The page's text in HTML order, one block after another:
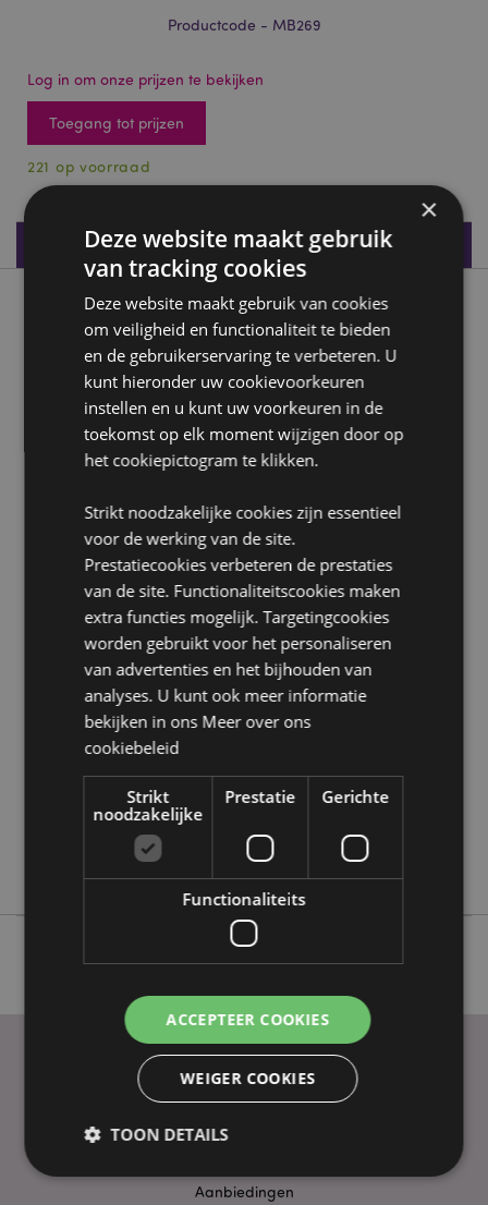
Productcode - MB269
Log in om onze prijzen te bekijken
Toegang tot prijzen
221 op voorraad
Productspecificaties
Product beschrijving
Adoramals Alfie de Tijger Spaarpot
Materiaal: Dolomiet keramiek
Productinformatie: De inhoud is toegankelijk via een
stop aan de onderkant.
Product Bron:
Zoekt u meer informatie over kopen bij Puckator?
Lees dan onze klanten informatie gids.
Product eigenschappen
informatie
Hoogte 8.5cm Breedte 12.5cm Diepte 10.5cm
5055071506253
36
0.332000
Nee
Adoramals
PRAKTISCHE LINKS
Bezorging/Verzending
Aanbiedingen
×
Deze website maakt gebruik
van tracking cookies
Deze website maakt gebruik van cookies
om veiligheid en functionaliteit te bieden
en de gebruikerservaring te verbeteren. U
kunt hieronder uw cookievoorkeuren
instellen en u kunt uw voorkeuren in de
toekomst op elk moment wijzigen door op
het cookiepictogram te klikken.
Strikt noodzakelijke cookies zijn essentieel
voor de werking van de site.
Prestatiecookies verbeteren de prestaties
van de site. Functionaliteitscookies maken
extra functies mogelijk. Targetingcookies
worden gebruikt voor het personaliseren
van advertenties en het bijhouden van
analyses. U kunt ook meer informatie
bekijken in ons Meer over ons
cookiebeleid
Strikt
noodzakelijke
Prestatie Gerichte
Functionaliteits
ACCEPTEER COOKIES
WEIGER COOKIES
TOON DETAILS